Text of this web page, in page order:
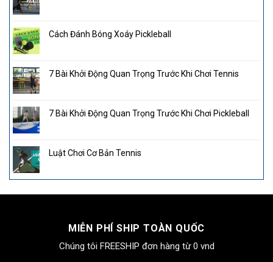
Cách Đánh Bóng Xoáy Pickleball
7 Bài Khởi Động Quan Trọng Trước Khi Chơi Tennis
7 Bài Khởi Động Quan Trọng Trước Khi Chơi Pickleball
Luật Chơi Cơ Bản Tennis
MIỄN PHÍ SHIP TOÀN QUỐC
Chúng tôi FREESHIP đơn hàng từ 0 vnd